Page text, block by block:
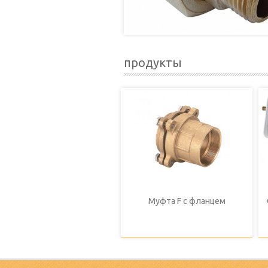
продукты
Муфта F с фланцем